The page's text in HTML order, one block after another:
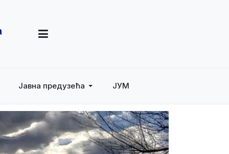
Јавна предузећа ЈУМ